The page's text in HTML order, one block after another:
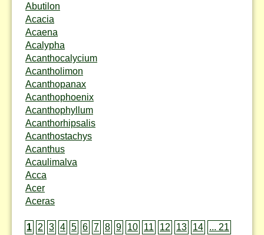
Abutilon
Acacia
Acaena
Acalypha
Acanthocalycium
Acantholimon
Acanthopanax
Acanthophoenix
Acanthophyllum
Acanthorhipsalis
Acanthostachys
Acanthus
Acaulimalva
Acca
Acer
Aceras
1 2 3 4 5 6 7 8 9 10 11 12 13 14 ... 21